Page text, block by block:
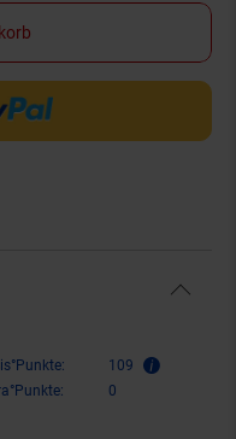
109
0